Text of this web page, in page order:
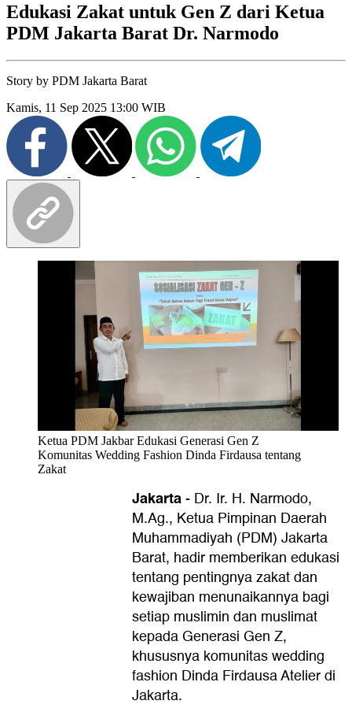
Edukasi Zakat untuk Gen Z dari Ketua
PDM Jakarta Barat Dr. Narmodo
Story by PDM Jakarta Barat
Kamis, 11 Sep 2025 13:00 WIB
Ketua PDM Jakbar Edukasi Generasi Gen Z
Komunitas Wedding Fashion Dinda Firdausa tentang
Zakat
Jakarta- Dr. Ir. H. Narmodo,
M.Ag., Ketua Pimpinan Daerah
Muhammadiyah (PDM) Jakarta
Barat, hadir memberikan edukasi
tentang pentingnya zakat dan
kewajiban menunaikannya bagi
setiap muslimin dan muslimat
kepada Generasi Gen Z,
khususnya komunitas wedding
fashion Dinda Firdausa Atelier di
Jakarta.